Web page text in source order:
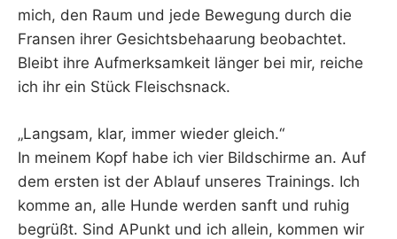
mich, den Raum und jede Bewegung durch die
Fransen ihrer Gesichtsbehaarung beobachtet.
Bleibt ihre Aufmerksamkeit länger bei mir, reiche
ich ihr ein Stück Fleischsnack.
„Langsam, klar, immer wieder gleich.“
In meinem Kopf habe ich vier Bildschirme an. Auf
dem ersten ist der Ablauf unseres Trainings. Ich
komme an, alle Hunde werden sanft und ruhig
begrüßt. Sind APunkt und ich allein, kommen wir